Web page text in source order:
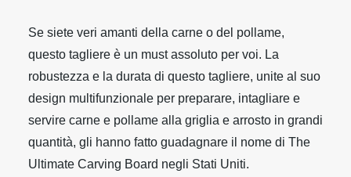
Se siete veri amanti della carne o del pollame,
questo tagliere è un must assoluto per voi. La
robustezza e la durata di questo tagliere, unite al suo
design multifunzionale per preparare, intagliare e
servire carne e pollame alla griglia e arrosto in grandi
quantità, gli hanno fatto guadagnare il nome di The
Ultimate Carving Board negli Stati Uniti.